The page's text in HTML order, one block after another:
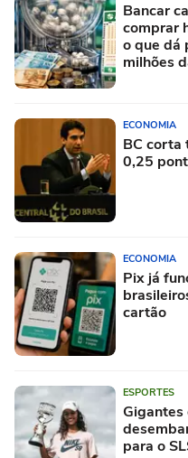
Bancar
comprar
o que dá
milhões
ECONOMIA
BC corta
0,25
ECONOMIA
Pix já
cartão
ESPORTES
para o